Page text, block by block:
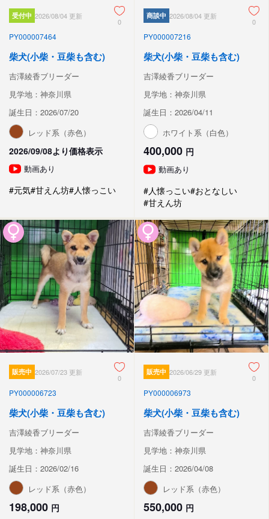
受付中 2026/08/04 更新
0
PY000007464
柴犬(小柴・豆柴も含む)
吉澤綾香ブリーダー
見学地：神奈川県
誕生日：2026/07/20
レッド系（赤色）
2026/09/08より価格表示
動画あり
#元気#甘えん坊#人懐っこい
商談中 2026/08/04 更新
0
PY000007216
柴犬(小柴・豆柴も含む)
吉澤綾香ブリーダー
見学地：神奈川県
誕生日：2026/04/11
ホワイト系（白色）
400,000 円
動画あり
#人懐っこい#おとなしい
#甘えん坊
販売中 2026/07/23 更新
0
PY000006723
柴犬(小柴・豆柴も含む)
吉澤綾香ブリーダー
見学地：神奈川県
誕生日：2026/02/16
レッド系（赤色）
198,000 円
販売中 2026/06/29 更新
0
PY000006973
柴犬(小柴・豆柴も含む)
吉澤綾香ブリーダー
見学地：神奈川県
誕生日：2026/04/08
レッド系（赤色）
550,000 円